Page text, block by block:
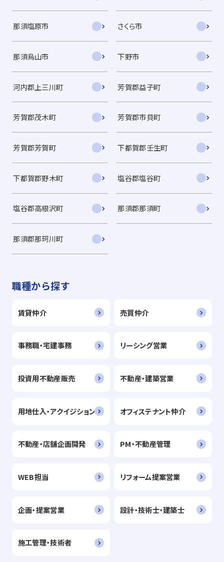
那須塩原市 さくら市
那須烏山市 下野市
河内郡上三川町 芳賀郡益子町
芳賀郡茂木町 芳賀郡市貝町
芳賀郡芳賀町 下都賀郡壬生町
下都賀郡野木町 塩谷郡塩谷町
塩谷郡高根沢町 那須郡那須町
那須郡那珂川町
職種から探す
賃貸仲介 売買仲介
事務職・宅建事務 リーシング営業
投資用不動産販売 不動産・建築営業
用地仕入・アクイジション オフィステナント仲介
不動産・店舗企画開発 PM・不動産管理
WEB担当 リフォーム提案営業
企画・提案営業 設計・技術士・建築士
施工管理・技術者